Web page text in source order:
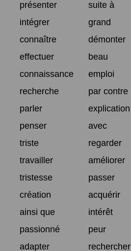
présenter
suite à
intégrer
grand
connaître
démonter
effectuer
beau
connaissance
emploi
recherche
par contre
parler
explication
penser
avec
triste
regarder
travailler
améliorer
tristesse
passer
création
acquérir
ainsi que
intérêt
passionné
peur
adapter
rechercher